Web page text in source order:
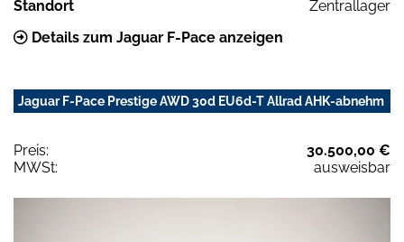
Standort
Zentrallager
Details zum Jaguar F-Pace anzeigen
Jaguar F-Pace Prestige AWD 30d EU6d-T Allrad AHK-abnehm
Preis:
30.500,00 €
MWSt:
ausweisbar